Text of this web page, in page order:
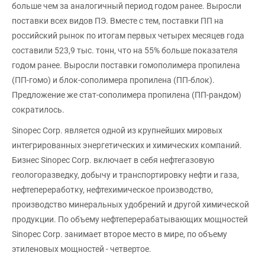
больше чем за аналогичный период годом ранее. Выросли
поставки всех видов ПЭ. Вместе с тем, поставки ПП на
российский рынок по итогам первых четырех месяцев года
составили 523,9 тыс. тонн, что на 55% больше показателя
годом ранее. Выросли поставки гомополимера пропилена
(ПП-гомо) и блок-сополимера пропилена (ПП-блок).
Предложение же стат-сополимера пропилена (ПП-рандом)
сократилось.
Sinopec Corp. является одной из крупнейших мировых
интегрированных энергетических и химических компаний.
Бизнес Sinopec Corp. включает в себя нефтегазовую
геологоразведку, добычу и транспортировку нефти и газа,
нефтепереработку, нефтехимическое производство,
производство минеральных удобрений и другой химической
продукции. По объему нефтеперерабатывающих мощностей
Sinopec Corp. занимает второе место в мире, по объему
этиленовых мощностей - четвертое.